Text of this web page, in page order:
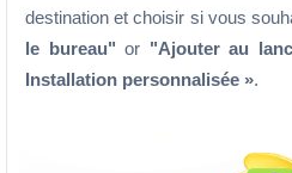
destination et choisir si vous
le bureau" or "Ajouter au
Installation personnalisée ».